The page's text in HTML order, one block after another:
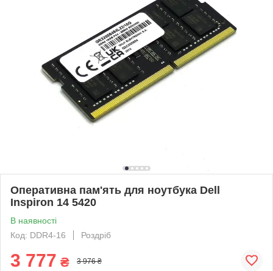
Оперативна пам'ять для ноутбука Dell
Inspiron 14 5420
В наявності
Код: DDR4-16
Роздріб
3 777 ₴ 3 976 ₴